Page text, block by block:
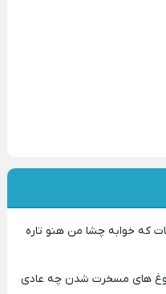
که خوابه چشا من هنو تاره
های مسخرت شدن چه عادی